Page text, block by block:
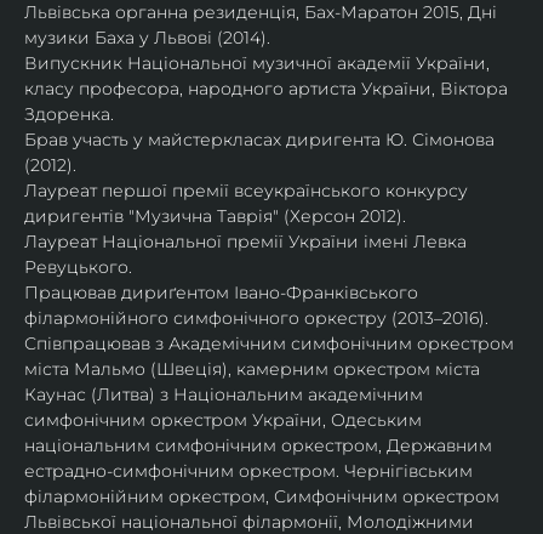
Львівська органна резиденція, Бах-Маратон 2015, Дні
музики Баха у Львові (2014).
Випускник Національної музичної академії України,
класу професора, народного артиста України, Віктора
Здоренка.
Брав участь у майстеркласах диригента Ю. Сімонова
(2012).
Лауреат першої премії всеукраїнського конкурсу
диригентів "Музична Таврія" (Херсон 2012).
Лауреат Національної премії України імені Левка
Ревуцького.
Працював дириґентом Івано-Франківського
філармонійного симфонічного оркестру (2013–2016).
Співпрацював з Академічним симфонічним оркестром
міста Мальмо (Швеція), камерним оркестром міста
Каунас (Литва) з Національним академічним
симфонічним оркестром України, Одеським
національним симфонічним оркестром, Державним
естрадно-симфонічним оркестром. Чернігівським
філармонійним оркестром, Симфонічним оркестром
Львівської національної філармонії, Молодіжними